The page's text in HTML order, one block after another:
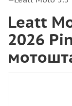
Leatt
2026